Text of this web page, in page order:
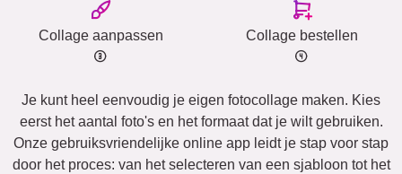
Collage aanpassen Collage bestellen
Je kunt heel eenvoudig je eigen fotocollage maken. Kies
eerst het aantal foto's en het formaat dat je wilt gebruiken.
Onze gebruiksvriendelijke online app leidt je stap voor stap
door het proces: van het selecteren van een sjabloon tot het